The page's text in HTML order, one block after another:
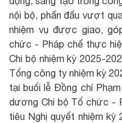
nội bộ, phấn đấu vượt
nhiệm vụ được giao,
chức - Pháp chế thực
Chi bộ nhiệm kỳ 2025-
Tổng công ty nhiệm kỳ
tại buổi lễ Đồng chí
dương Chi bộ Tổ chức -
tiêu Nghị quyết nhiệm